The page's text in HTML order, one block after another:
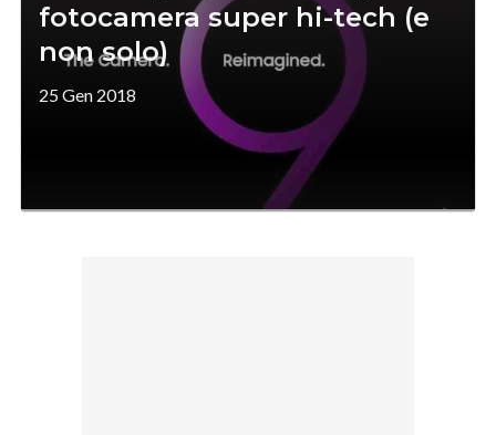
fotocamera super hi-tech (e
non solo)
25 Gen 2018